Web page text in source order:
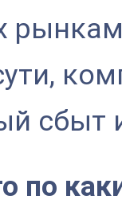
сбыт
по